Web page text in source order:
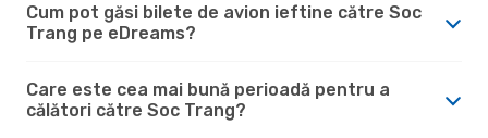
Cum pot găsi bilete de avion ieftine către Soc
Trang pe eDreams?
Care este cea mai bună perioadă pentru a
călători către Soc Trang?